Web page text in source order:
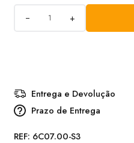
+
Entrega e Devolução
Prazo de Entrega
REF: 6C07.00-S3